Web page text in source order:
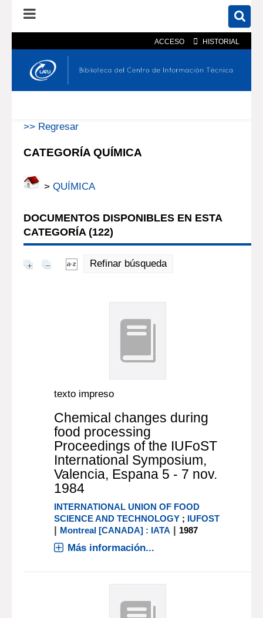
ACCESO HISTORIAL
En el catálogo En el sitio
>> Regresar
CATEGORÍA QUÍMICA
> QUÍMICA
DOCUMENTOS DISPONIBLES EN ESTA
CATEGORÍA (122)
Refinar búsqueda
texto impreso
Chemical changes during
food processing
Proceedings of the IUFoST
International Symposium,
Valencia, Espana 5 - 7 nov.
1984
INTERNATIONAL UNION OF FOOD
SCIENCE AND TECHNOLOGY ; IUFOST
| Montreal [CANADA] : IATA | 1987
Más información...